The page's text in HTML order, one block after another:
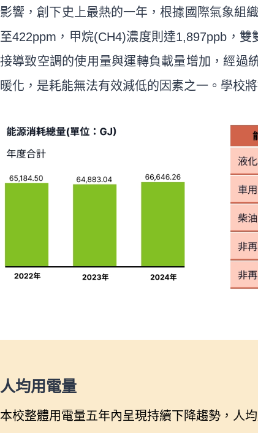
影響，創下史上最熱的一年，根據國際氣象組
至422ppm，甲烷(CH4)濃度則達1,897ppb，
接導致空調的使用量與運轉負載量增加，經過
暖化，是耗能無法有效減低的因素之一。學校
人均用電量
本校整體用電量五年內呈現持續下降趨勢，人